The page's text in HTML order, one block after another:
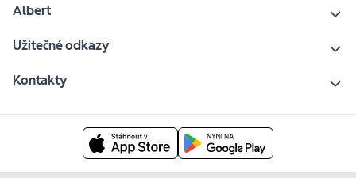
Albert
Užitečné odkazy
Kontakty